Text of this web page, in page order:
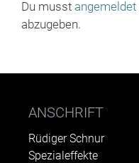
Du musst angemeldet
abzugeben.
ANSCHRIFT
Rüdiger Schnur
Spezialeffekte